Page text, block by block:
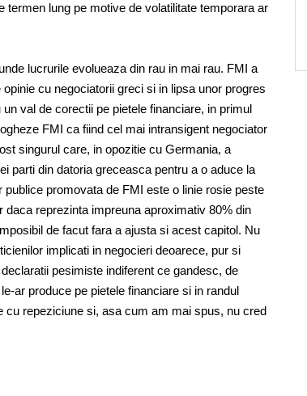
termen lung pe motive de volatilitate temporara ar
lucrurile evolueaza din rau in mai rau. FMI a
cu negociatorii greci si in lipsa unor progres
val de corectii pe pietele financiare, in primul
FMI ca fiind cel mai intransigent negociator
singurul care, in opozitie cu Germania, a
parti din datoria greceasca pentru a o aduce la
promovata de FMI este o linie rosie peste
reprezinta impreuna aproximativ 80% din
de facut fara a ajusta si acest capitol. Nu
implicati in negocieri deoarece, pur si
pesimiste indiferent ce gandesc, de
ar produce pe pietele financiare si in randul
cu repeziciune si, asa cum am mai spus, nu cred